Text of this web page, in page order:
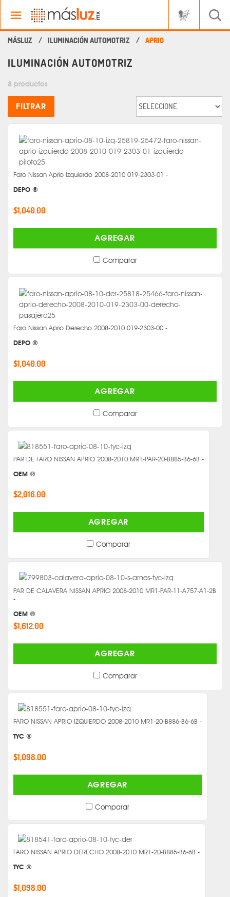
ILUMINACIÓN AUTOMOTRIZ APRIO
ILUMINACIÓN AUTOMOTRIZ
8 productos
FILTRAR
Faro Nissan Aprio Izquierdo 2008-2010 019-2303-01 -
DEPO ®
$1,040.00
AGREGAR
Comparar
Faro Nissan Aprio Derecho 2008-2010 019-2303-00 -
DEPO ®
$1,040.00
AGREGAR
Comparar
PAR DE FARO NISSAN APRIO 2008-2010 MR1-PAR-20-B885-B6-6B -
OEM ®
$2,016.00
AGREGAR
Comparar
PAR DE CALAVERA NISSAN APRIO 2008-2010 MR1-PAR-11-A757-A1-2B
-
OEM ®
$1,612.00
AGREGAR
Comparar
FARO NISSAN APRIO IZQUIERDO 2008-2010 MR1-20-B886-B6-6B -
TYC ®
$1,098.00
AGREGAR
Comparar
FARO NISSAN APRIO DERECHO 2008-2010 MR1-20-B885-B6-6B -
TYC ®
$1,098.00